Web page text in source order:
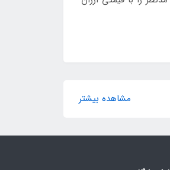
مشاهده بیشتر